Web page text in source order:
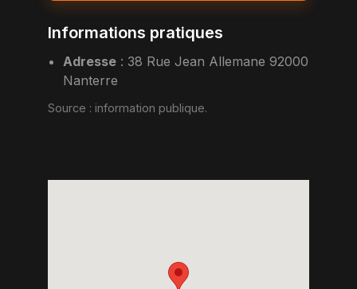
Informations pratiques
Adresse : 38 Rue Jean Allemane 92000
Nanterre
Source : information publique.